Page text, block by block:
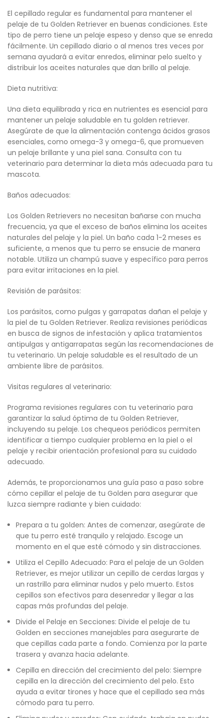
El cepillado regular es fundamental para mantener el
pelaje de tu Golden Retriever en buenas condiciones. Este
tipo de perro tiene un pelaje espeso y denso que se enreda
fácilmente. Un cepillado diario o al menos tres veces por
semana ayudará a evitar enredos, eliminar pelo suelto y
distribuir los aceites naturales que dan brillo al pelaje.
Dieta nutritiva:
Una dieta equilibrada y rica en nutrientes es esencial para
mantener un pelaje saludable en tu golden retriever.
Asegúrate de que la alimentación contenga ácidos grasos
esenciales, como omega-3 y omega-6, que promueven
un pelaje brillante y una piel sana. Consulta con tu
veterinario para determinar la dieta más adecuada para tu
mascota.
Baños adecuados:
Los Golden Retrievers no necesitan bañarse con mucha
frecuencia, ya que el exceso de baños elimina los aceites
naturales del pelaje y la piel. Un baño cada 1-2 meses es
suficiente, a menos que tu perro se ensucie de manera
notable. Utiliza un champú suave y específico para perros
para evitar irritaciones en la piel.
Revisión de parásitos:
Los parásitos, como pulgas y garrapatas dañan el pelaje y
la piel de tu Golden Retriever. Realiza revisiones periódicas
en busca de signos de infestación y aplica tratamientos
antipulgas y antigarrapatas según las recomendaciones de
tu veterinario. Un pelaje saludable es el resultado de un
ambiente libre de parásitos.
Visitas regulares al veterinario:
Programa revisiones regulares con tu veterinario para
garantizar la salud óptima de tu Golden Retriever,
incluyendo su pelaje. Los chequeos periódicos permiten
identificar a tiempo cualquier problema en la piel o el
pelaje y recibir orientación profesional para su cuidado
adecuado.
Además, te proporcionamos una guía paso a paso sobre
cómo cepillar el pelaje de tu Golden para asegurar que
luzca siempre radiante y bien cuidado:
Prepara a tu golden: Antes de comenzar, asegúrate de
que tu perro esté tranquilo y relajado. Escoge un
momento en el que esté cómodo y sin distracciones.
Utiliza el Cepillo Adecuado: Para el pelaje de un Golden
Retriever, es mejor utilizar un cepillo de cerdas largas y
un rastrillo para eliminar nudos y pelo muerto. Estos
cepillos son efectivos para desenredar y llegar a las
capas más profundas del pelaje.
Divide el Pelaje en Secciones: Divide el pelaje de tu
Golden en secciones manejables para asegurarte de
que cepillas cada parte a fondo. Comienza por la parte
trasera y avanza hacia adelante.
Cepilla en dirección del crecimiento del pelo: Siempre
cepilla en la dirección del crecimiento del pelo. Esto
ayuda a evitar tirones y hace que el cepillado sea más
cómodo para tu perro.